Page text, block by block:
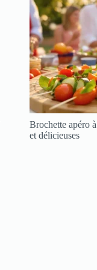
Brochette apéro
et délicieuses